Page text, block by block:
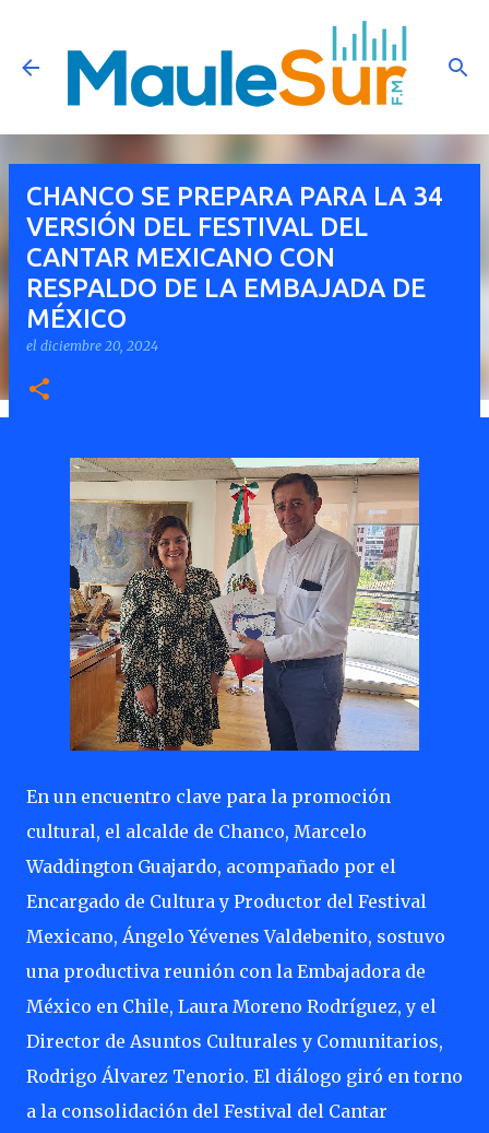
Ir al contenido principal
CHANCO SE PREPARA PARA LA 34
VERSIÓN DEL FESTIVAL DEL
CANTAR MEXICANO CON
RESPALDO DE LA EMBAJADA DE
MÉXICO
el diciembre 20, 2024
En un encuentro clave para la promoción
cultural, el alcalde de Chanco, Marcelo
Waddington Guajardo, acompañado por el
Encargado de Cultura y Productor del Festival
Mexicano, Ángelo Yévenes Valdebenito, sostuvo
una productiva reunión con la Embajadora de
México en Chile, Laura Moreno Rodríguez, y el
Director de Asuntos Culturales y Comunitarios,
Rodrigo Álvarez Tenorio. El diálogo giró en torno
a la consolidación del Festival del Cantar